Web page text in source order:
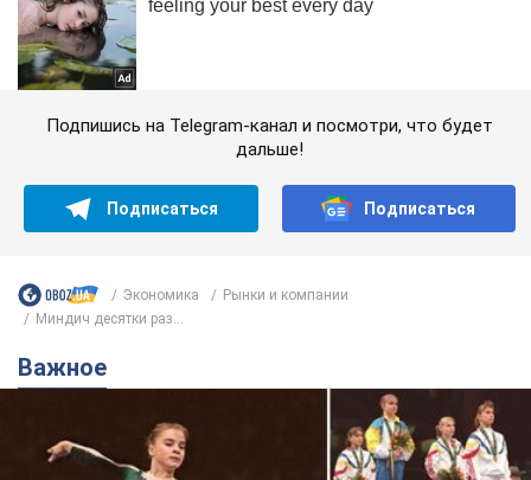
Подпишись на Telegram-канал и посмотри, что будет
дальше!
Подписаться Подписаться
Экономика
Рынки и компании
Миндич десятки раз...
Важное